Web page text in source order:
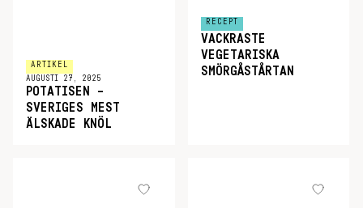
ARTIKEL
AUGUSTI 27, 2025
POTATISEN –
SVERIGES MEST
ÄLSKADE KNÖL
RECEPT
VACKRASTE
VEGETARISKA
SMÖRGÅSTÅRTAN